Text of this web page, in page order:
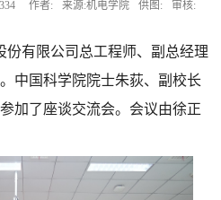
334 作者: 来源:机电学院 供图: 审核:
份有限公司总工程师、副总经理
中国科学院院士朱荻、副校长
加了座谈交流会。会议由徐正